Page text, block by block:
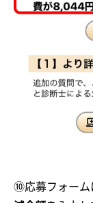
⑩応募フォーム